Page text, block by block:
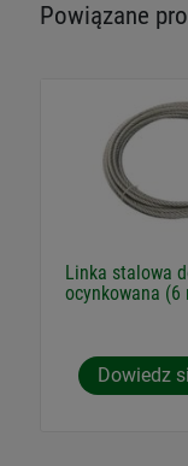
Powiązane
Linka stalowa
ocynkowana (6
Dowiedz